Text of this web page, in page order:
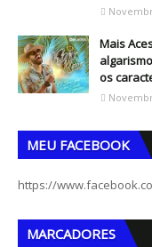
Mais
os
MEU FACEBOOK
https://
MARCADORES